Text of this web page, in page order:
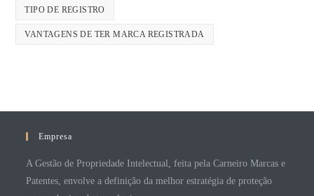
TIPO DE REGISTRO
VANTAGENS DE TER MARCA REGISTRADA
Empresa
A Gestão de Propriedade Intelectual, feita pela Carneiro Marcas e
Patentes, envolve a definição da melhor estratégia de proteção